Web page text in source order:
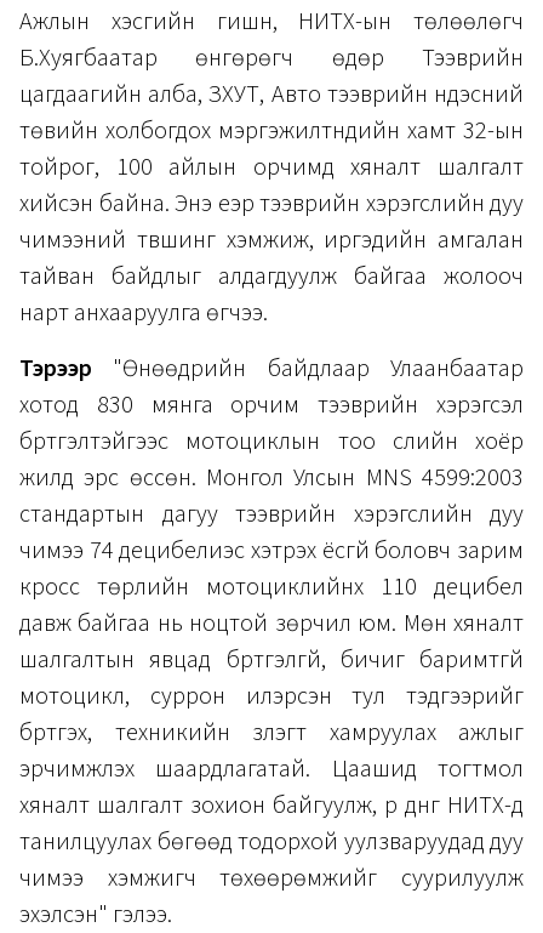
Ажлын хэсгийн гишүүн, НИТХ-ын төлөөлөгч
Б.Хуягбаатар өнгөрөгч өдөр Тээврийн
цагдаагийн алба, ЗХУТ, Авто тээврийн үндэсний
төвийн холбогдох мэргэжилтнүүдийн хамт 32-ын
тойрог, 100 айлын орчимд хяналт шалгалт
хийсэн байна. Энэ үеэр тээврийн хэрэгслийн дуу
чимээний түвшинг хэмжиж, иргэдийн амгалан
тайван байдлыг алдагдуулж байгаа жолооч
нарт анхааруулга өгчээ.
Тэрээр "Өнөөдрийн байдлаар Улаанбаатар
хотод 830 мянга орчим тээврийн хэрэгсэл
бүртгэлтэйгээс мотоциклын тоо сүүлийн хоёр
жилд эрс өссөн. Монгол Улсын MNS 4599:2003
стандартын дагуу тээврийн хэрэгслийн дуу
чимээ 74 децибелиэс хэтрэх ёсгүй боловч зарим
кросс төрлийн мотоциклийнх 110 децибел
давж байгаа нь ноцтой зөрчил юм. Мөн хяналт
шалгалтын явцад бүртгэлгүй, бичиг баримтгүй
мотоцикл, суррон илэрсэн тул тэдгээрийг
бүртгэх, техникийн үзлэгт хамруулах ажлыг
эрчимжүүлэх шаардлагатай. Цаашид тогтмол
хяналт шалгалт зохион байгуулж, үр дүнг НИТХ-д
танилцуулах бөгөөд тодорхой уулзваруудад дуу
чимээ хэмжигч төхөөрөмжийг суурилуулж
эхэлсэн" гэлээ.